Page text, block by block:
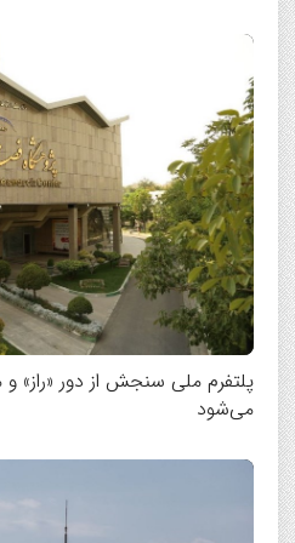
پلتفرم ملی سنجش از دور «راز»
می‌شود